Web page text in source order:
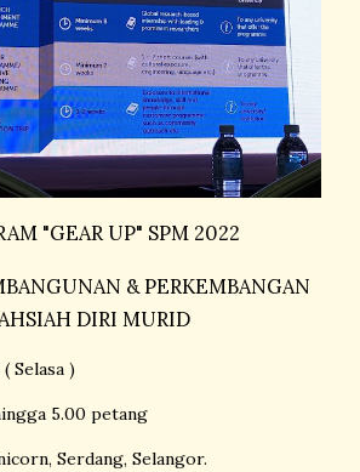
"GEAR UP" SPM 2022
& PERKEMBANGAN
DIRI MURID
Selasa )
5.00 petang
Serdang, Selangor.